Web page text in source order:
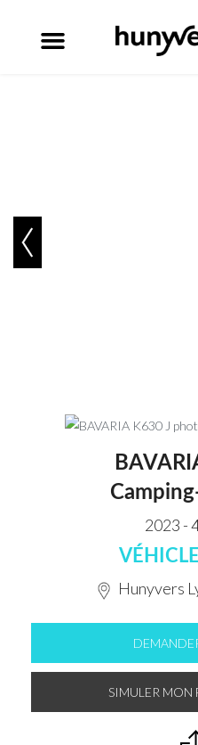
2023 -
Hunyvers
SIMULER MON